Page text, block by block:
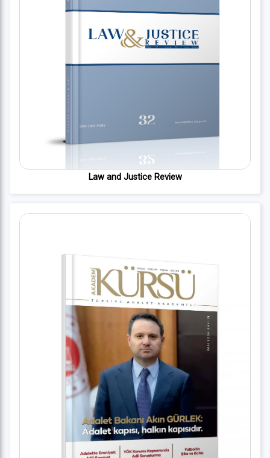
Law and Justice Review